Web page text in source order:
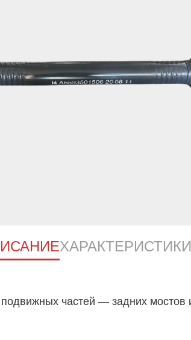
ХАРАКТЕРИСТИКИ
подвижных частей — задних мостов